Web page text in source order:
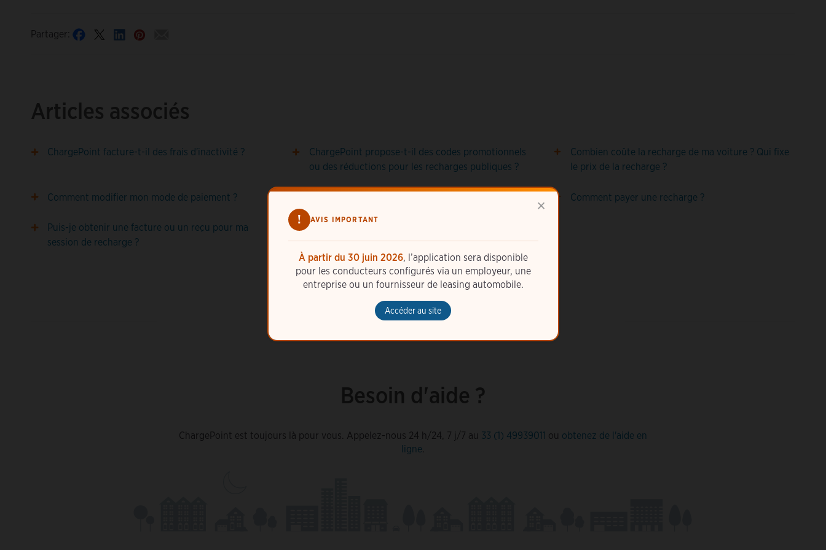
×
! AVIS IMPORTANT
À partir du 30 juin 2026, l’application sera disponible
pour les conducteurs configurés via un employeur, une
entreprise ou un fournisseur de leasing automobile.
Accéder au site
Partager:
Articles associés
ChargePoint facture-t-il des frais d'inactivité ?
ChargePoint propose-t-il des codes promotionnels
ou des réductions pour les recharges publiques ?
Combien coûte la recharge de ma voiture ? Qui fixe
le prix de la recharge ?
Comment modifier mon mode de paiement ? Comment payer une recharge ?
Puis-je obtenir une facture ou un reçu pour ma
session de recharge ?
Que se passe-t-il si le prix indiqué dans l'application
ChargePoint est différent de celui de la borne
d'itinérance ?
Besoin d'aide ?
ChargePoint est toujours là pour vous. Appelez-nous 24 h/24, 7 j/7 au 33 (1) 49939011 ou obtenez de l'aide en
ligne.